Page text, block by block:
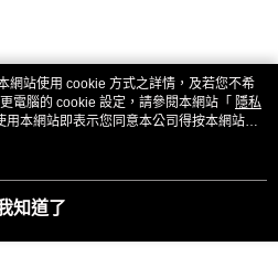
網站使用 cookie 方式之詳情，及若您不希
電腦的 cookie 設定，請參閱本網站「 隱私
用本網站即表示您同意本公司得按本網站使
知道了